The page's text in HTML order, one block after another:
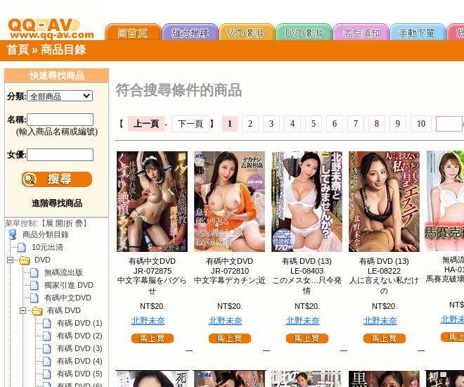
首頁 » 商品目錄
快速尋找商品
分類:
名稱:
(輸入商品名稱或編號)
女優:
進階尋找商品
菜單控制:【展 開|折 疊】
商品分類目錄
10元出清
DVD
無碼流出版
獨家引進 DVD
有碼中文DVD
有碼 DVD
有碼 DVD (1)
有碼 DVD (2)
有碼 DVD (3)
有碼 DVD (4)
有碼 DVD (5)
符合搜尋條件的商品
【 上一頁 - 下一頁 】 1 2 3 4 5 6 7 8 9 10
有碼中文DVD
JR-072875
中文字幕脳をバグら
せ
NT$20.
北野未奈
有碼中文DVD
JR-072810
中文字幕デカチン;近
NT$20.
北野未奈
有碼 DVD (13)
LE-08403
このメス女…只今発
情
NT$20.
北野未奈
有碼 DVD (13)
LE-08222
人に言えない私だけ
の
NT$20.
北野未奈
無碼
HA-
馬賽克破
北野